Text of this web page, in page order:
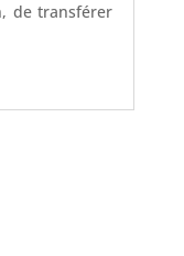
de transférer